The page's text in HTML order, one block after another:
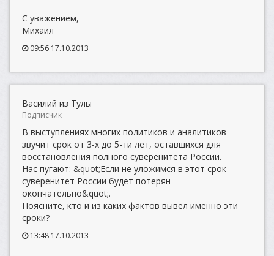
С уважением,
Михаил
09:56 17.10.2013
Василий из Тулы
Подписчик
В выступлениях многих политиков и аналитиков
звучит срок от 3-х до 5-ти лет, оставшихся для
восстановления полного суверенитета России.
Нас пугают: &quot;Если не уложимся в этот срок -
суверенитет России будет потерян
окончательно&quot;.
Поясните, кто и из каких фактов вывел именно эти
сроки?
13:48 17.10.2013